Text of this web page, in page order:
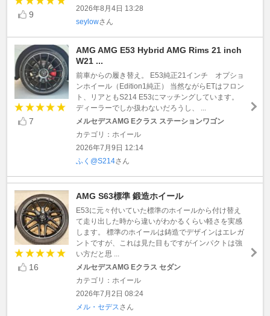
9
2026年8月4日 13:28
seylowさん
7
AMG AMG E53 Hybrid AMG Rims 21 inch
W21 ...
前車からの履き替え。 E53純正21インチ オプショ
ンホイール（Edition1純正） 当然ながらETはフロン
ト、リアともS214 E53にマッチングしています。
ディーラーでしか扱わないだろうし、 ...
メルセデスAMG Eクラス ステーションワゴン
カテゴリ：ホイール
2026年7月9日 12:14
ふく@S214さん
16
AMG S63標準 鍛造ホイール
E53に元々付いていた標準のホイールから付け替え
て走り出した時から違いがわかるくらい軽さを実感
します。 標準のホイールは鋳造でデザインはエレガ
ントですが、これは見た目もですがインパクトは強
い方だと思 ...
メルセデスAMG Eクラス セダン
カテゴリ：ホイール
2026年7月2日 08:24
メル・セデス さん